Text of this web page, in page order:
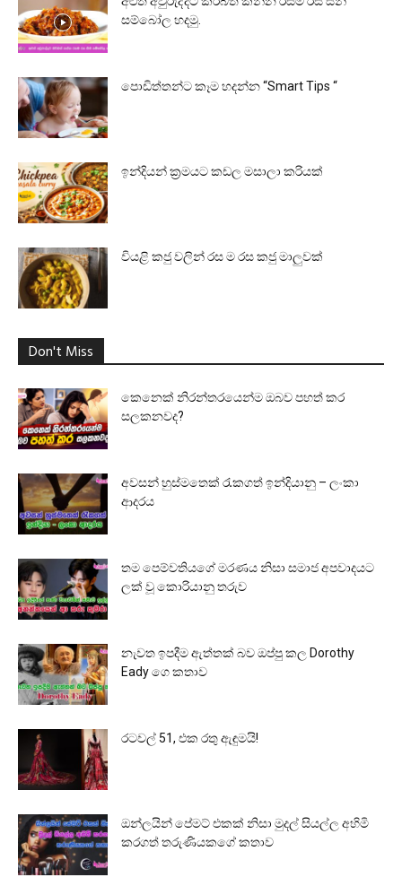
සම්බෝල හදමු.
පොඩිත්තන්ට කෑම හදන්න “Smart Tips “
ඉන්දියන් ක්‍රමයට කඩල මසාලා කරියක්
වියළි කජු වලින් රස ම රස කජු මාලුවක්
Don't Miss
කෙනෙක් නිරන්තරයෙන්ම ඔබව පහත් කර
සලකනවද?
අවසන් හුස්මතෙක් රැකගත් ඉන්දියානු – ලංකා
ආදරය
තම පෙම්වතියගේ මරණය නිසා සමාජ අපවාදයට
ලක් වූ කොරියානු තරුව
නැවත ඉපදීම ඇත්තක් බව ඔප්පු කල Dorothy
Eady ගෙ කතාව
රටවල් 51, එක රතු ඇඳුමයි!
ඔන්ලයින් පේමට් එකක් නිසා මුදල් සියල්ල අහිමි
කරගත් තරුණියකගේ කතාව